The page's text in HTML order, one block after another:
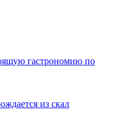
гастрономию по
из скал